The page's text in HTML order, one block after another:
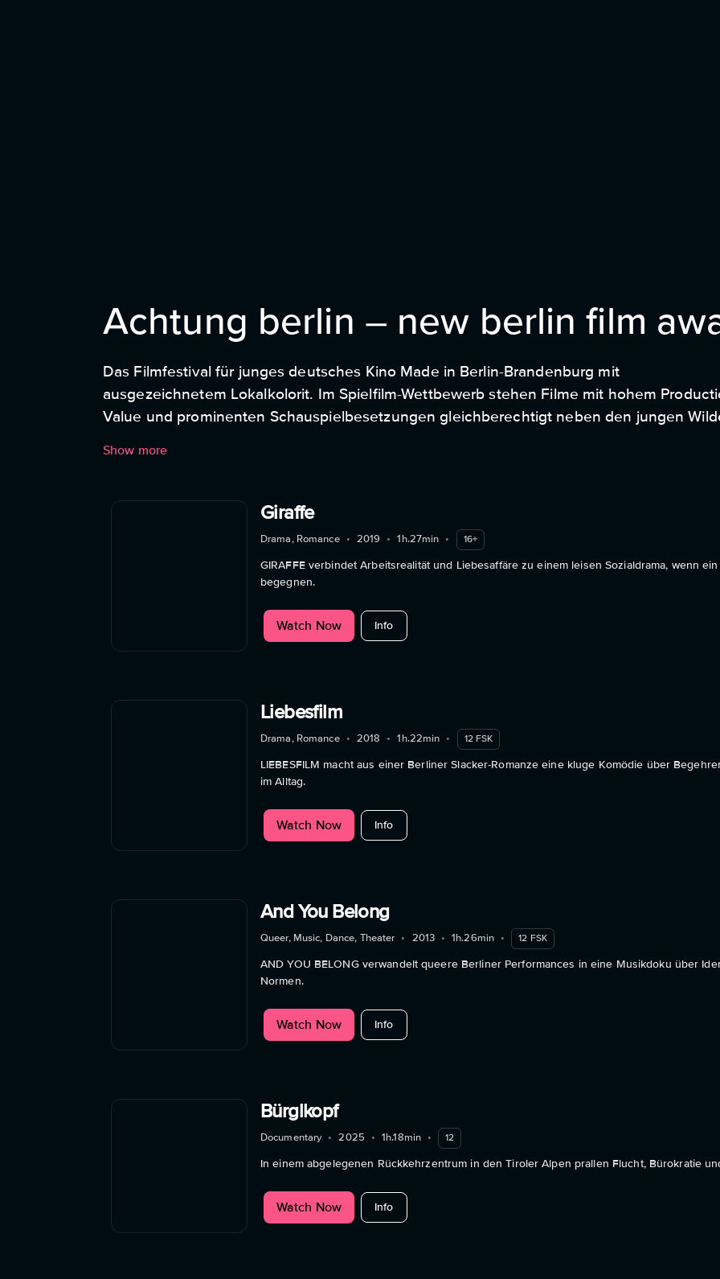
Achtung berlin – new berlin film
Das Filmfestival für junges deutsches Kino Made in Berlin-Brandenburg mit
ausgezeichnetem Lokalkolorit. Im Spielfilm-Wettbewerb stehen Filme mit hohem
Value und prominenten Schauspielbesetzungen gleichberechtigt neben den jungen
Show more
Giraffe
Drama, Romance • 2019 • 1h.27min • 16+
GIRAFFE verbindet Arbeitsrealität und Liebesaffäre zu einem leisen Sozialdrama, wenn
begegnen.
Watch Now Infoabout Giraffe
Liebesfilm
Drama, Romance • 2018 • 1h.22min • 12 FSK
LIEBESFILM macht aus einer Berliner Slacker-Romanze eine kluge Komödie über
im Alltag.
Watch Now Infoabout Liebesfilm
And You Belong
Queer, Music, Dance, Theater • 2013 • 1h.26min • 12 FSK
AND YOU BELONG verwandelt queere Berliner Performances in eine Musikdoku über
Normen.
Watch Now Infoabout And You Belong
Bürglkopf
Documentary • 2025 • 1h.18min • 12
In einem abgelegenen Rückkehrzentrum in den Tiroler Alpen prallen Flucht, Bürokratie
Watch Now Infoabout Bürglkopf